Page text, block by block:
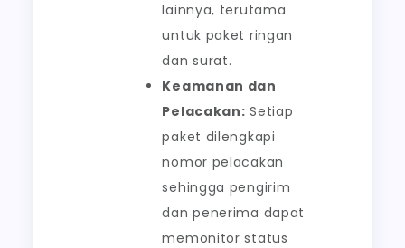
lainnya, terutama
untuk paket ringan
dan surat.
Keamanan dan
Pelacakan: Setiap
paket dilengkapi
nomor pelacakan
sehingga pengirim
dan penerima dapat
memonitor status